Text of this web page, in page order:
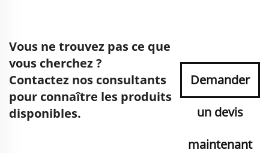
Vous ne trouvez pas ce que
vous cherchez ?
Contactez nos consultants
pour connaître les produits
disponibles.
Demander
un devis
maintenant